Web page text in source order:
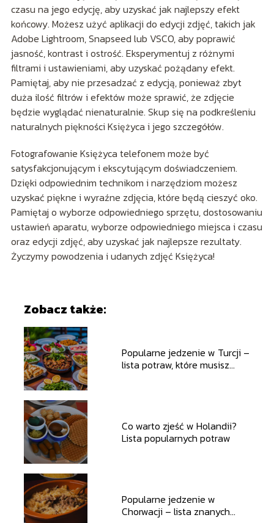
czasu na jego edycję, aby uzyskać jak najlepszy efekt
końcowy. Możesz użyć aplikacji do edycji zdjęć, takich jak
Adobe Lightroom, Snapseed lub VSCO, aby poprawić
jasność, kontrast i ostrość. Eksperymentuj z różnymi
filtrami i ustawieniami, aby uzyskać pożądany efekt.
Pamiętaj, aby nie przesadzać z edycją, ponieważ zbyt
duża ilość filtrów i efektów może sprawić, że zdjęcie
będzie wyglądać nienaturalnie. Skup się na podkreśleniu
naturalnych piękności Księżyca i jego szczegółów.
Fotografowanie Księżyca telefonem może być
satysfakcjonującym i ekscytującym doświadczeniem.
Dzięki odpowiednim technikom i narzędziom możesz
uzyskać piękne i wyraźne zdjęcia, które będą cieszyć oko.
Pamiętaj o wyborze odpowiedniego sprzętu, dostosowaniu
ustawień aparatu, wyborze odpowiedniego miejsca i czasu
oraz edycji zdjęć, aby uzyskać jak najlepsze rezultaty.
Życzymy powodzenia i udanych zdjęć Księżyca!
Zobacz także:
Popularne jedzenie w Turcji –
lista potraw, które musisz
Co warto zjeść w Holandii?
Lista popularnych potraw
Popularne jedzenie w
Chorwacji – lista znanych